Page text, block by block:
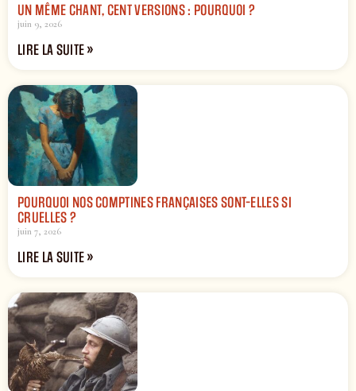
UN MÊME CHANT, CENT VERSIONS : POURQUOI ?
juin 9, 2026
LIRE LA SUITE »
POURQUOI NOS COMPTINES FRANÇAISES SONT-ELLES SI
CRUELLES ?
juin 7, 2026
LIRE LA SUITE »